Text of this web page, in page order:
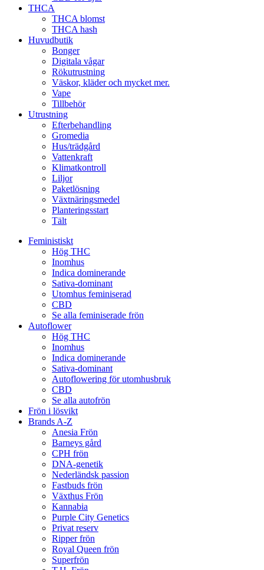
THCA
THCA blomst
THCA hash
Huvudbutik
Bonger
Digitala vågar
Rökutrustning
Väskor, kläder och mycket mer.
Vape
Tillbehör
Utrustning
Efterbehandling
Gromedia
Hus/trädgård
Vattenkraft
Klimatkontroll
Liljor
Paketlösning
Växtnäringsmedel
Planteringsstart
Tält
Feministiskt
Hög THC
Inomhus
Indica dominerande
Sativa-dominant
Utomhus feminiserad
CBD
Se alla feminiserade frön
Autoflower
Hög THC
Inomhus
Indica dominerande
Sativa-dominant
Autoflowering för utomhusbruk
CBD
Se alla autofrön
Frön i lösvikt
Brands A-Z
Anesia Frön
Barneys gård
CPH frön
DNA-genetik
Nederländsk passion
Fastbuds frön
Växthus Frön
Kannabia
Purple City Genetics
Privat reserv
Ripper frön
Royal Queen frön
Superfrön